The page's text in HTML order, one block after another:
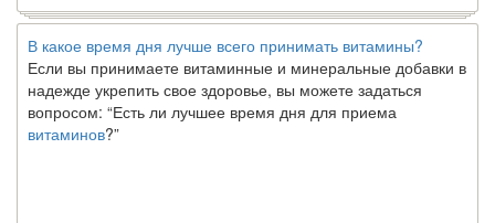
В какое время дня лучше всего принимать витамины?
Если вы принимаете витаминные и минеральные добавки в
надежде укрепить свое здоровье, вы можете задаться
вопросом: “Есть ли лучшее время дня для приема
витаминов ?”